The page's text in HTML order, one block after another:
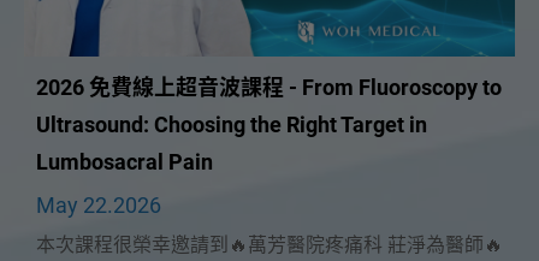
服務據點
2026 免費線上超音波課程 - From Fluoroscopy to
Ultrasound: Choosing the Right Target in
Lumbosacral Pain
May 22.2026
本次課程很榮幸邀請到🔥萬芳醫院疼痛科 莊淨為醫師🔥